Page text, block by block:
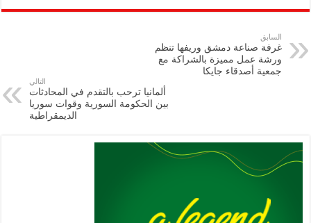
p
y
Li
n
eb
k
tt
nt
at
A
p
gr
ai
ar
السابق
غرفة صناعة دمشق وريفها تنظم
ورشة عمل مميزة بالشراكة مع
جمعية أصدقاء جايكا
التالي
ألمانيا ترحب بالتقدم في المحادثات
بين الحكومة السورية وقوات سوريا
الديمقراطية